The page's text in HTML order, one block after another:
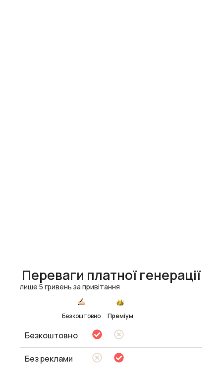
Переваги платної генерації
лише 5 гривень за привітання
Безкоштовно Преміум
Безкоштовно
Без реклами